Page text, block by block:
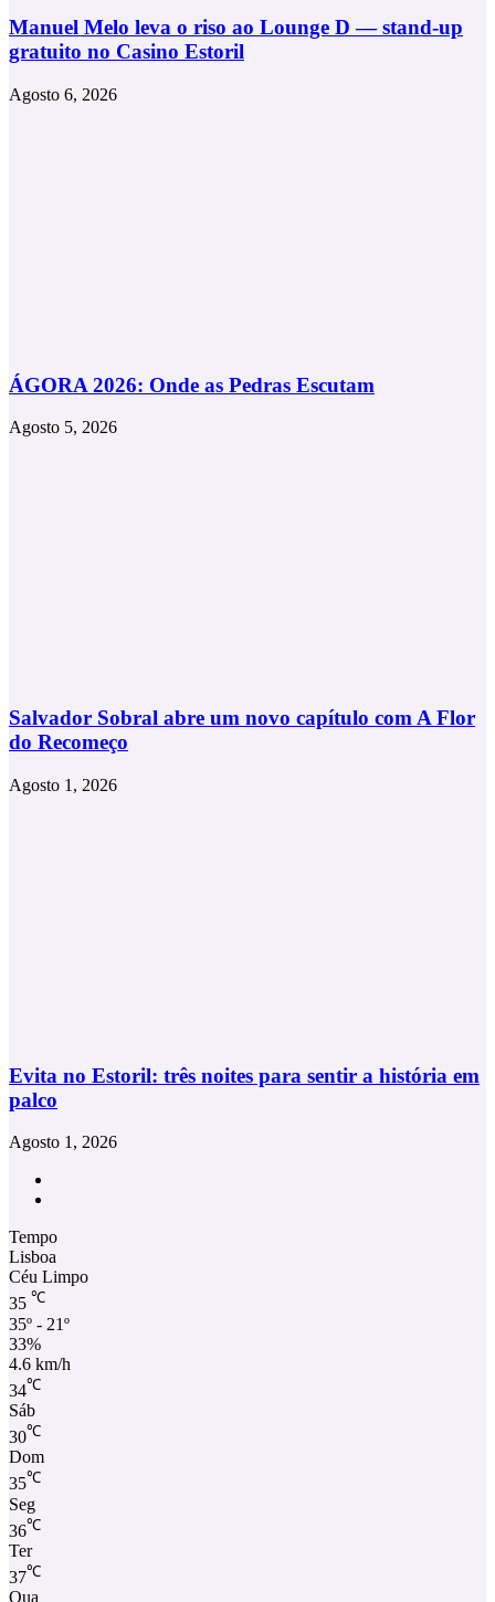
Manuel Melo leva o riso ao Lounge D — stand-up
gratuito no Casino Estoril
Agosto 6, 2026
ÁGORA 2026: Onde as Pedras Escutam
Agosto 5, 2026
Salvador Sobral abre um novo capítulo com A Flor
do Recomeço
Agosto 1, 2026
Evita no Estoril: três noites para sentir a história em
palco
Agosto 1, 2026
Tempo
Lisboa
Céu Limpo
35 ℃
35º - 21º
33%
4.6 km/h
34℃
Sáb
30℃
Dom
35℃
Seg
36℃
Ter
37℃
Qua